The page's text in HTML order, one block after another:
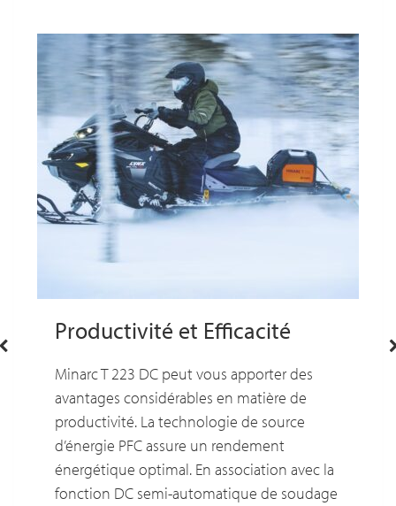
Productivité et Efficacité
Minarc T 223 DC peut vous apporter des
avantages considérables en matière de
productivité. La technologie de source
d’énergie PFC assure un rendement
énergétique optimal. En association avec la
fonction DC semi-automatique de soudage